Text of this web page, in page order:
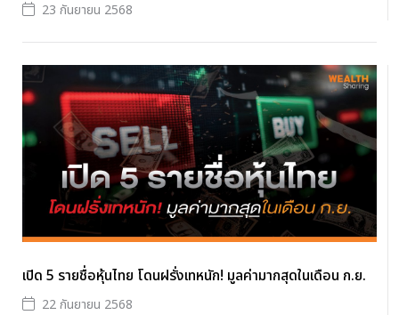
23 กันยายน 2568
เปิด 5 รายชื่อหุ้นไทย โดนฝรั่งเทหนัก! มูลค่ามากสุดในเดือน ก.ย.
22 กันยายน 2568